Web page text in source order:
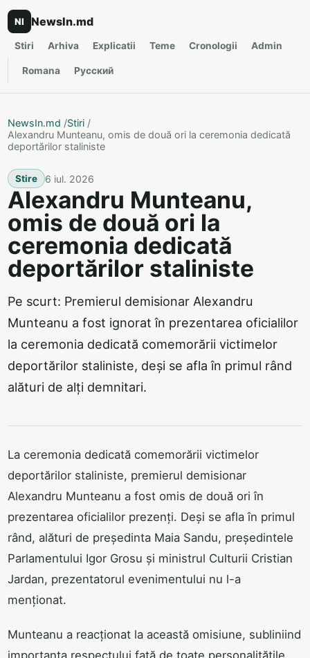
NI NewsIn.md
Stiri Arhiva Explicatii Teme Cronologii Admin
Romana Русский
NewsIn.md /Stiri /
Alexandru Munteanu, omis de două ori la ceremonia dedicată
deportărilor staliniste
Stire 6 iul. 2026
Alexandru Munteanu,
omis de două ori la
ceremonia dedicată
deportărilor staliniste
Pe scurt: Premierul demisionar Alexandru
Munteanu a fost ignorat în prezentarea oficialilor
la ceremonia dedicată comemorării victimelor
deportărilor staliniste, deși se afla în primul rând
alături de alți demnitari.
La ceremonia dedicată comemorării victimelor
deportărilor staliniste, premierul demisionar
Alexandru Munteanu a fost omis de două ori în
prezentarea oficialilor prezenți. Deși se afla în primul
rând, alături de președinta Maia Sandu, președintele
Parlamentului Igor Grosu și ministrul Culturii Cristian
Jardan, prezentatorul evenimentului nu l-a
menționat.
Munteanu a reacționat la această omisiune, subliniind